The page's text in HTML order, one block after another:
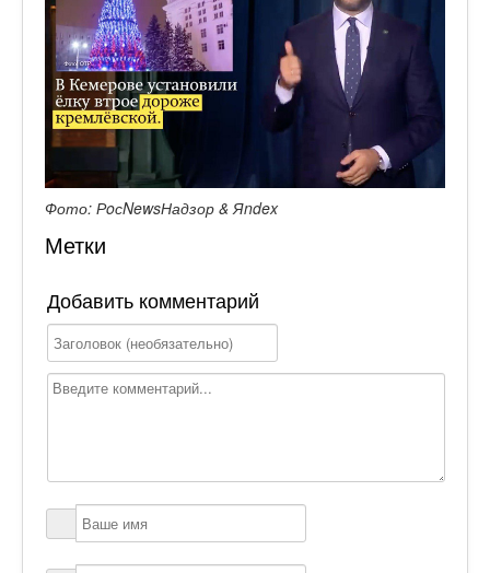
Фото: РoсNewsНадзор & Яndex
Метки
Добавить комментарий